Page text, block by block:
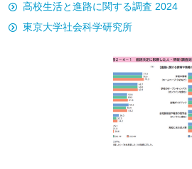
高校生活と進路に関する調査 2024
東京大学社会科学研究所